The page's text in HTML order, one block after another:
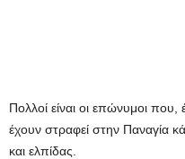
Πολλοί είναι οι επώνυμοι που,
έχουν στραφεί στην Παναγία
και ελπίδας.